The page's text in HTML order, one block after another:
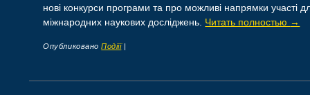
нові конкурси програми та про можливі напрямки участі
міжнародних наукових досліджень. Читать полностью →
ОпубликованоПодіїї